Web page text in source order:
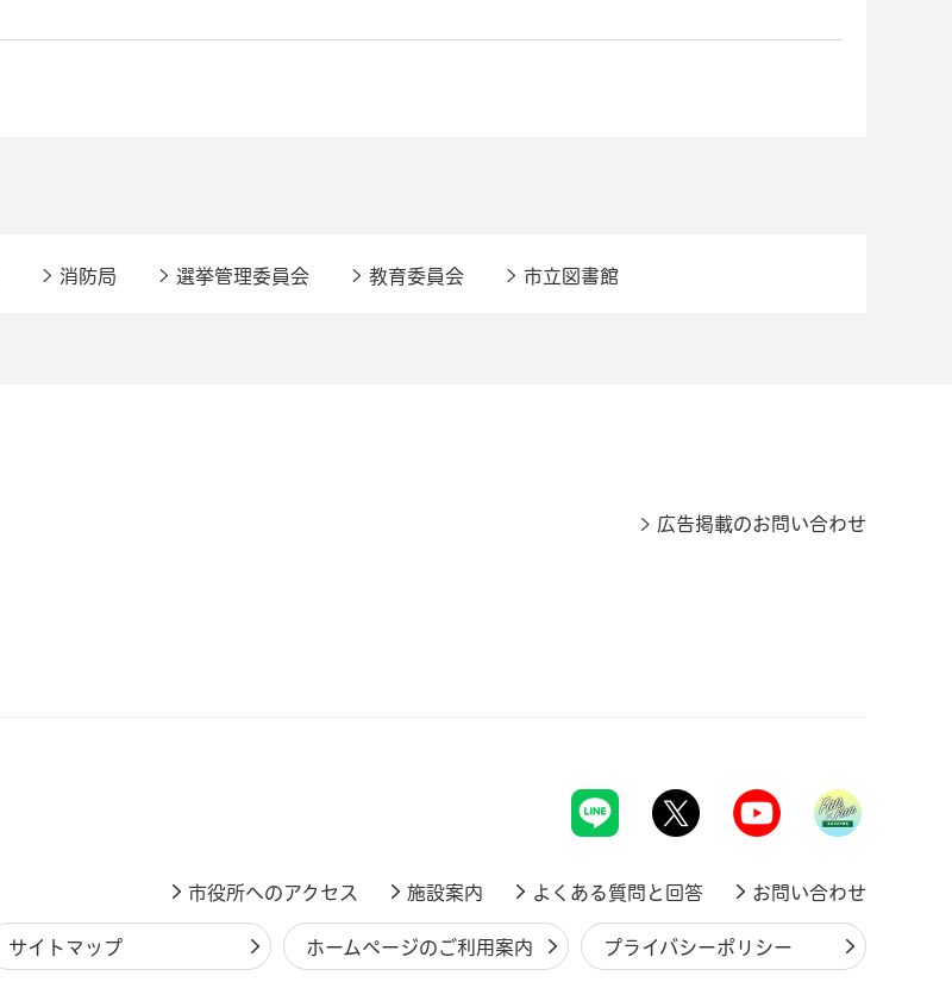
消防局 選挙管理委員会 教育委員会 市立図書館
広告掲載のお問い合わせ
市役所へのアクセス 施設案内 よくある質問と回答 お問い合わせ
サイトマップ ホームページのご利用案内 プライバシーポリシー